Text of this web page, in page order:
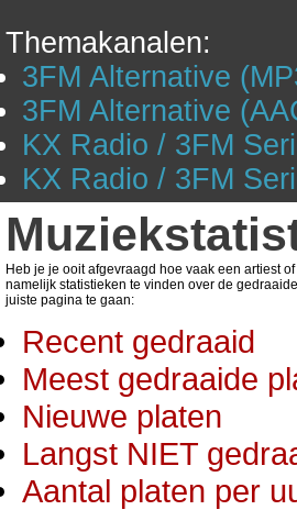
Themakanalen:
3FM Alternative
3FM Alternative
KX Radio / 3FM
KX Radio / 3FM
Heb je je ooit afgevraagd hoe vaak een artiest
namelijk statistieken te vinden over de
juiste pagina te gaan:
Recent gedraaid
Meest gedraaide
Nieuwe platen
Langst NIET
Aantal platen per